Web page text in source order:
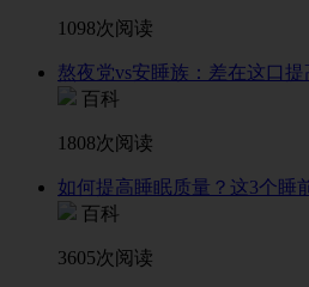
1098次阅读
熬夜党vs安睡族：差在这口
百科
1808次阅读
如何提高睡眠质量？这3个睡
百科
3605次阅读